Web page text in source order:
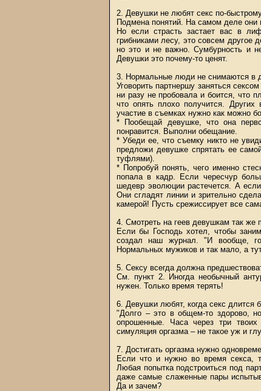
2. Девушки не любят секс по-
Подмена понятий. На самом деле они
Но если страсть застает вас в
грибниками лесу, это совсем другое
но это и не важно. Сумбурность и
Девушки это почему-то ценят.
3. Нормальные люди не снимаются в
Уговорить партнершу заняться
ни разу не пробовала и боится, что
что опять плохо получится.
участие в съемках нужно как можно
* Пообещай девушке, что она
понравится. Выполни обещание.
* Убеди ее, что съемку никто не
предложи девушке спрятать ее
туфлями).
* Попробуй понять, чего именно
попала в кадр. Если чересчур
шедевр эволюции растечется. А
Они сгладят линии и зрительно
камерой! Пусть срежиссирует все
4. Смотреть на геев девушкам так же
Если бы Господь хотел, чтобы
создал наш журнал. "И вообще,
Нормальных мужиков и так мало, а
5. Сексу всегда должна
См. пункт 2. Иногда необычный
нужен. Только время терять!
6. Девушки любят, когда секс длится
"Долго – это в общем-то здорово,
опрошенные. Часа через три
симуляция оргазма – не такое уж и
7. Достигать оргазма нужно
Если что и нужно во время секса,
Любая попытка подстроиться под
даже самые слаженные пары
Да и зачем?